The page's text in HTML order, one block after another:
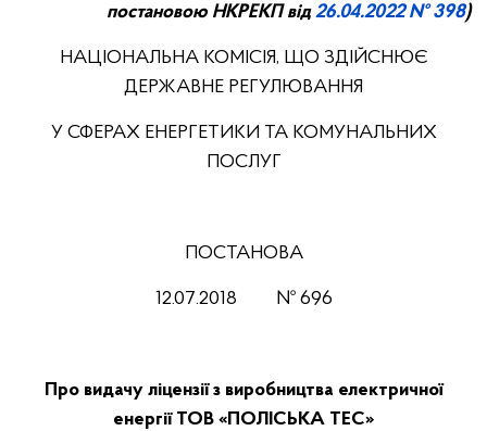
постановою НКРЕКП від26.04.2022№ 398)
НАЦІОНАЛЬНА КОМІСІЯ, ЩО ЗДІЙСНЮЄ
ДЕРЖАВНЕ РЕГУЛЮВАННЯ
У СФЕРАХ ЕНЕРГЕТИКИ ТА КОМУНАЛЬНИХ
ПОСЛУГ
ПОСТАНОВА
12.07.2018 № 696
Про видачу ліцензії з виробництва електричної
енергії ТОВ «ПОЛІСЬКА ТЕС»